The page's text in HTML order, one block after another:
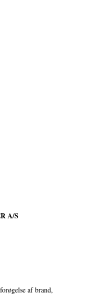
A/S
af brand,